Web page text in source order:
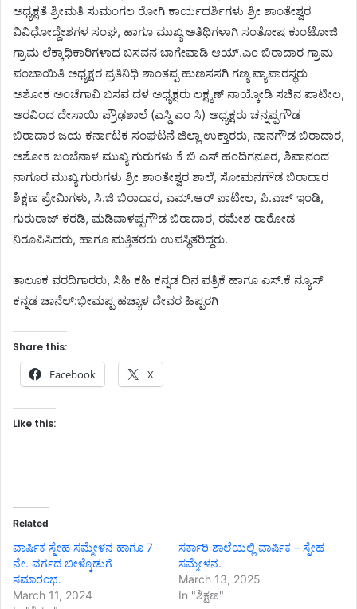
ಅಧ್ಯಕ್ಷತೆ ಶ್ರೀಮತಿ ಸುಮಂಗಲ ರೋಗಿ ಕಾರ್ಯದರ್ಶಿಗಳು ಶ್ರೀ ಶಾಂತೇಶ್ವರ
ವಿವಿಧೋದ್ದೇಶಗಳ ಸಂಘ, ಹಾಗೂ ಮುಖ್ಯ ಅತಿಥಿಗಳಾಗಿ ಸಂತೋಷ ಕುಂಟೋಜಿ
ಗ್ರಾಮ ಲೆಕ್ಕಾಧಿಕಾರಿಗಳಾದ ಬಸವನ ಬಾಗೇವಾಡಿ ಆಯ್.ಎಂ ಬಿರಾದಾರ ಗ್ರಾಮ
ಪಂಚಾಯಿತಿ ಅಧ್ಯಕ್ಷರ ಪ್ರತಿನಿಧಿ ಶಾಂತಪ್ಪ ಹುಣಸಸಗಿ ಗಣ್ಯ ವ್ಯಾಪಾರಸ್ಥರು
ಅಶೋಕ ಅಂಚೆಗಾವಿ ಬಸವ ದಳ ಅಧ್ಯಕ್ಷರು ಲಕ್ಷ್ಮಣ್ ನಾಯ್ಕೋಡಿ ಸಚಿನ ಪಾಟೀಲ,
ಅರವಿಂದ ದೇಸಾಯಿ ಪ್ರೌಢಶಾಲೆ (ಎಸ್ಡಿ ಎಂ ಸಿ) ಅಧ್ಯಕ್ಷರು ಚನ್ನಪ್ಪಗೌಡ
ಬಿರಾದಾರ ಜಯ ಕರ್ನಾಟಕ ಸಂಘಟನೆ ಜಿಲ್ಲಾ ಉಕ್ತಾರರು, ನಾನಗೌಡ ಬಿರಾದಾರ,
ಅಶೋಕ ಜಂಬೆನಾಳ ಮುಖ್ಯ ಗುರುಗಳು ಕೆ ಬಿ ಎಸ್ ಹಂದಿಗನೂರ, ಶಿವಾನಂದ
ನಾಗೂರ ಮುಖ್ಯ ಗುರುಗಳು ಶ್ರೀ ಶಾಂತೇಶ್ವರ ಶಾಲೆ, ಸೋಮನಗೌಡ ಬಿರಾದಾರ
ಶಿಕ್ಷಣ ಪ್ರೇಮಿಗಳು, ಸಿ.ಜಿ ಬಿರಾದಾರ, ಎಮ್.ಆರ್ ಪಾಟೀಲ, ಪಿ.ಎಚ್ ಇಂಡಿ,
ಗುರುರಾಜ್ ಕರಡಿ, ಮಡಿವಾಳಪ್ಪಗೌಡ ಬಿರಾದಾರ, ರಮೇಶ ರಾಠೋಡ
ನಿರೂಪಿಸಿದರು, ಹಾಗೂ ಮತ್ತಿತರರು ಉಪಸ್ಥಿತರಿದ್ದರು.
ತಾಲೂಕ ವರದಿಗಾರರು, ಸಿಹಿ ಕಹಿ ಕನ್ನಡ ದಿನ ಪತ್ರಿಕೆ ಹಾಗೂ ಎಸ್.ಕೆ ನ್ಯೂಸ್
ಕನ್ನಡ ಚಾನೆಲ್:ಭೀಮಪ್ಪ ಹಚ್ಯಾಳ ದೇವರ ಹಿಪ್ಪರಗಿ
Share this:
Facebook X
Like this:
Related
ವಾರ್ಷಿಕ ಸ್ನೇಹ ಸಮ್ಮೇಳನ ಹಾಗೂ 7
ನೇ. ವರ್ಗದ ಬೀಳ್ಕೊಡುಗೆ
ಸಮಾರಂಭ.
March 11, 2024
ಸರ್ಕಾರಿ ಶಾಲೆಯಲ್ಲಿ ವಾರ್ಷಿಕ – ಸ್ನೇಹ
ಸಮ್ಮೇಳನ.
March 13, 2025
In "ಶಿಕ್ಷಣ"